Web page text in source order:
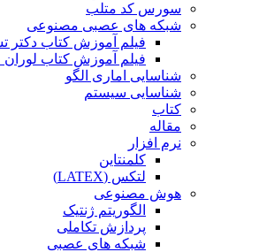
سورس کد متلب
شبکه های عصبی مصنوعی
فیلم آموزش کتاب دکتر
فیلم آموزش کتاب
شناسایی اماری الگو
شناسایی سیستم
کتاب
مقاله
نرم افزار
کلمنتاین
لتکس (LATEX)
هوش مصنوعی
الگوریتم ژنتیک
پردازش تکاملی
شبکه های عصبی